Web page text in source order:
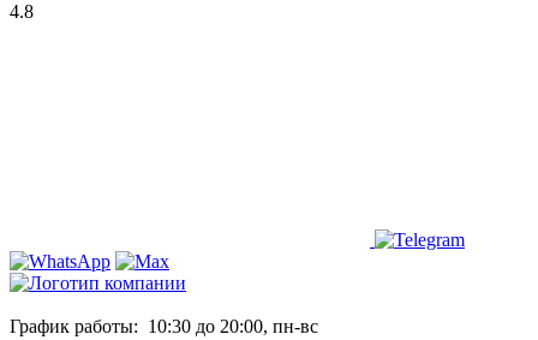
4.8
График работы: 10:30 до 20:00, пн-вс